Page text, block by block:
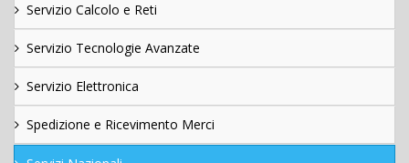
Servizio Calcolo e Reti
Servizio Tecnologie Avanzate
Servizio Elettronica
Spedizione e Ricevimento Merci